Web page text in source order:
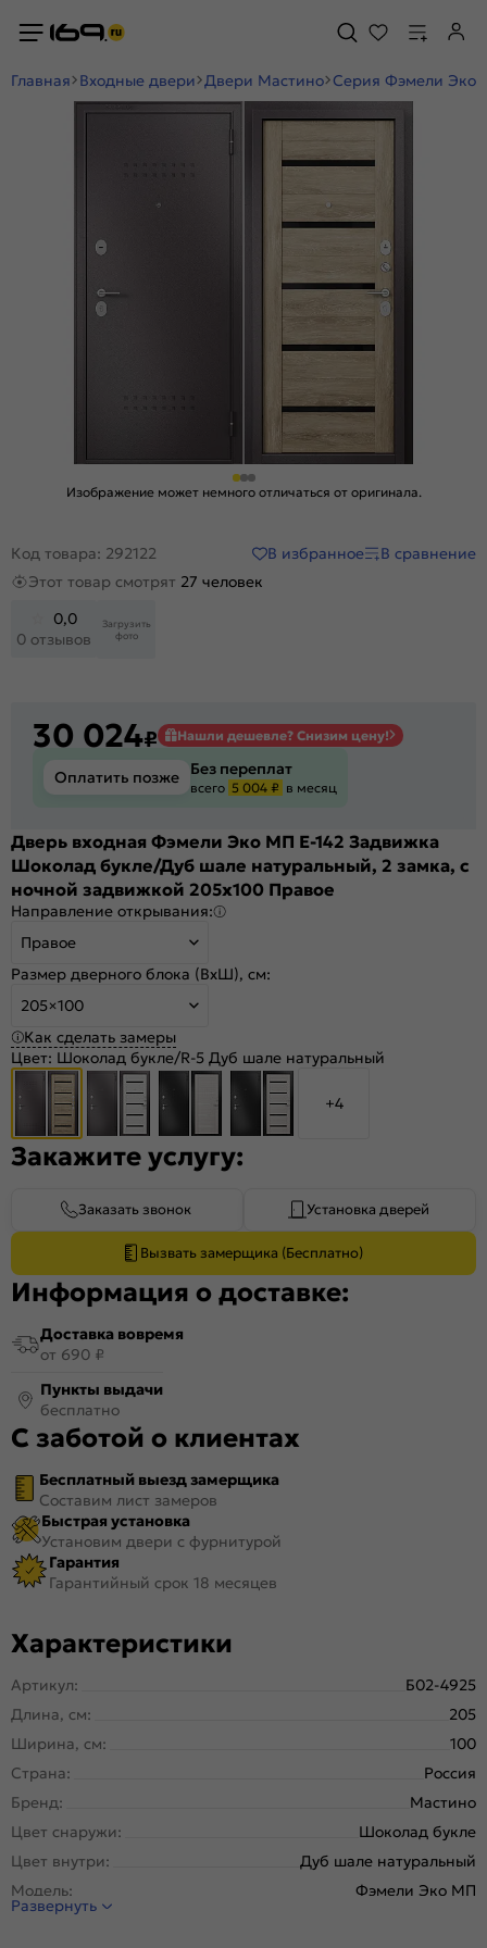
Главная Входные двери Двери Мастино Серия Фэмели Эко
Изображение может немного отличаться от оригинала.
Код товара: 292122 В избранное
В сравнение
Этот товар смотрят 27 человек
0,0
0 отзывов
Загрузить
фото
30 024₽ Нашли дешевле? Снизим цену!
Оплатить позже Без переплат
всего 5 004 ₽ в месяц
Дверь входная Фэмели Эко МП E-142 Задвижка
Шоколад букле/Дуб шале натуральный, 2 замка, с
ночной задвижкой 205x100 Правое
Направление открывания:
Правое
Размер дверного блока (ВхШ), см:
205×100
Как сделать замеры
Цвет: Шоколад букле/R-5 Дуб шале натуральный
+4
Закажите услугу:
Заказать звонок Установка дверей
Вызвать замерщика (Бесплатно)
Информация о доставке:
Доставка вовремя
от 690 ₽
Пункты выдачи
бесплатно
С заботой о клиентах
Бесплатный выезд замерщика
Составим лист замеров
Быстрая установка
Установим двери с фурнитурой
Гарантия
Гарантийный срок 18 месяцев
Характеристики
Артикул:
Б02-4925
Длина, см:
205
Ширина, см:
100
Страна:
Россия
Бренд:
Мастино
Цвет снаружи:
Шоколад букле
Цвет внутри:
Дуб шале натуральный
Модель:
Фэмели Эко МП
Открывание:
Развернуть